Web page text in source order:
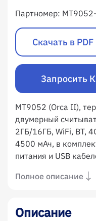
Партномер:
Скачать в PDF
Запросить
MT9052 (Orca II),
двумерный
2ГБ/16ГБ, WiFi, BT,
4500 мАч, в
питания и USB
Полное описание
Описание